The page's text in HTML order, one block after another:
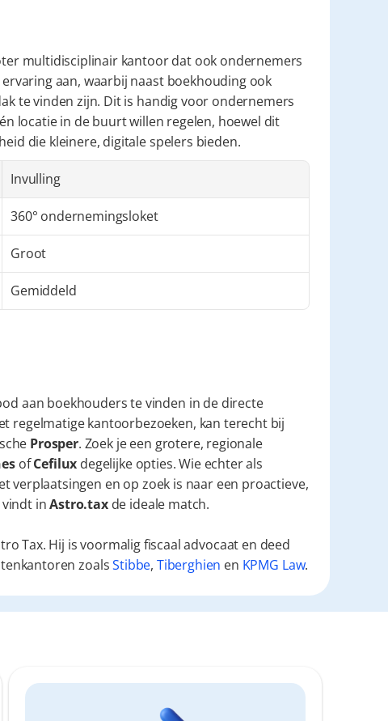
multidisciplinair kantoor dat ook ondernemers
aan, waarbij naast boekhouding ook
te vinden zijn. Dit is handig voor ondernemers
locatie in de buurt willen regelen, hoewel dit
die kleinere, digitale spelers bieden.
Invulling
360° ondernemingsloket
Groot
Gemiddeld
aan boekhouders te vinden in de directe
regelmatige kantoorbezoeken, kan terecht bij
Prosper. Zoek je een grotere, regionale
of Cefilux degelijke opties. Wie echter als
verplaatsingen en op zoek is naar een proactieve,
vindt in Astro.tax de ideale match.
Tax. Hij is voormalig fiscaal advocaat en deed
zoalsStibbe, Tiberghien en KPMG Law.